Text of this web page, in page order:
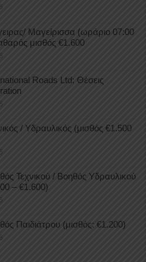
Μαγείρισσα (ωράριο 07:00
μισθός €1.600
Roads Ltd: Θέσεις
/ Υδραυλικός (μισθός €1.500
Τεχνικού / Βοηθός Υδραυλικού
– €1.600)
Παιδιάτρου (μισθός: €1.200)